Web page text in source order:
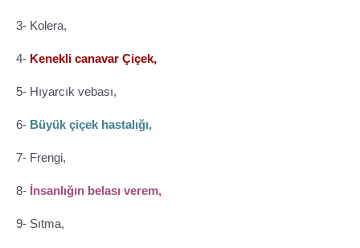
3- Kolera,
4- Kenekli canavar Çiçek,
5- Hıyarcık vebası,
6- Büyük çiçek hastalığı,
7- Frengi,
8- İnsanlığın belası verem,
9- Sıtma,